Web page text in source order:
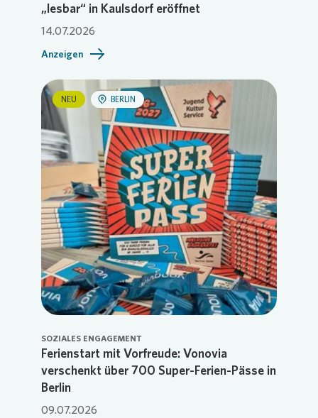
„lesbar“ in Kaulsdorf eröffnet
14.07.2026
Anzeigen
NEU BERLIN
SOZIALES ENGAGEMENT
Ferienstart mit Vorfreude: Vonovia
verschenkt über 700 Super-Ferien-Pässe in
Berlin
09.07.2026